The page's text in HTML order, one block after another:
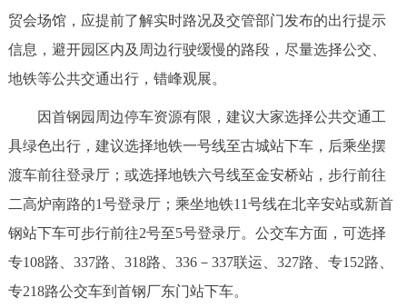
贸会场馆，应提前了解实时路况及交管部门发布的出行提示
信息，避开园区内及周边行驶缓慢的路段，尽量选择公交、
地铁等公共交通出行，错峰观展。
因首钢园周边停车资源有限，建议大家选择公共交通工
具绿色出行，建议选择地铁一号线至古城站下车，后乘坐摆
渡车前往登录厅；或选择地铁六号线至金安桥站，步行前往
二高炉南路的1号登录厅；乘坐地铁11号线在北辛安站或新首
钢站下车可步行前往2号至5号登录厅。公交车方面，可选择
专108路、337路、318路、336－337联运、327路、专152路、
专218路公交车到首钢厂东门站下车。